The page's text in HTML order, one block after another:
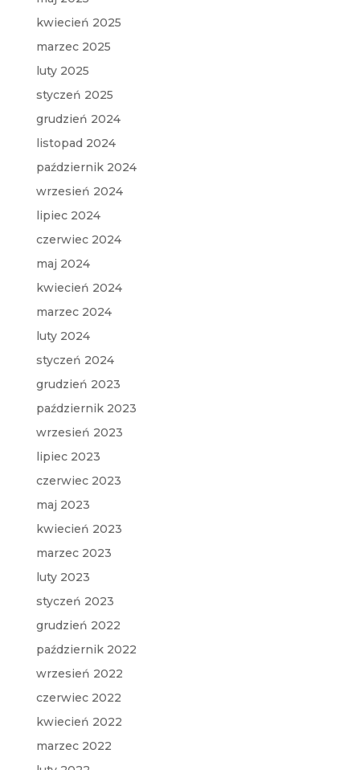
kwiecień 2025
marzec 2025
luty 2025
styczeń 2025
grudzień 2024
listopad 2024
październik 2024
wrzesień 2024
lipiec 2024
czerwiec 2024
maj 2024
kwiecień 2024
marzec 2024
luty 2024
styczeń 2024
grudzień 2023
październik 2023
wrzesień 2023
lipiec 2023
czerwiec 2023
maj 2023
kwiecień 2023
marzec 2023
luty 2023
styczeń 2023
grudzień 2022
październik 2022
wrzesień 2022
czerwiec 2022
kwiecień 2022
marzec 2022